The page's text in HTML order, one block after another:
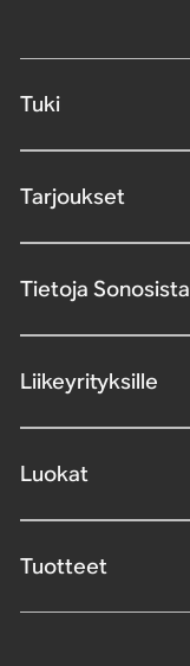
Tuki
Tarjoukset
Tietoja Sonosista
Liikeyrityksille
Luokat
Tuotteet